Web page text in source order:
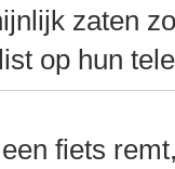
zaten
op hun
fiets